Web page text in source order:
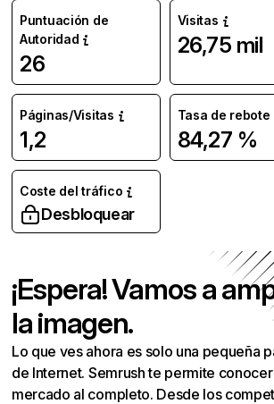
Puntuación de
Autoridad
26
Visitas
26,75 mil
Páginas/Visitas
1,2
Tasa de rebote
84,27 %
Coste del tráfico
Desbloquear
¡Espera! Vamos a
la imagen.
Lo que ves ahora es solo una pequeña
de Internet. Semrush te permite
mercado al completo. Desde los